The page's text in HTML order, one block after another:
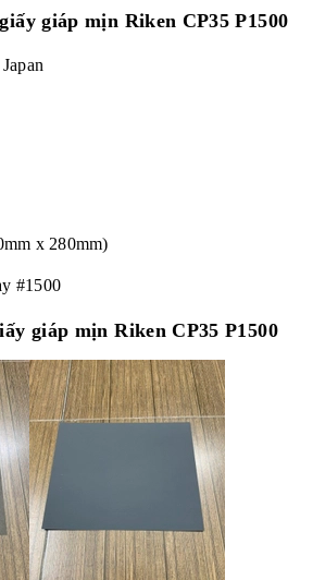
giáp mịn Riken CP35 P1500
x 280mm)
#1500
giáp mịn Riken CP35 P1500